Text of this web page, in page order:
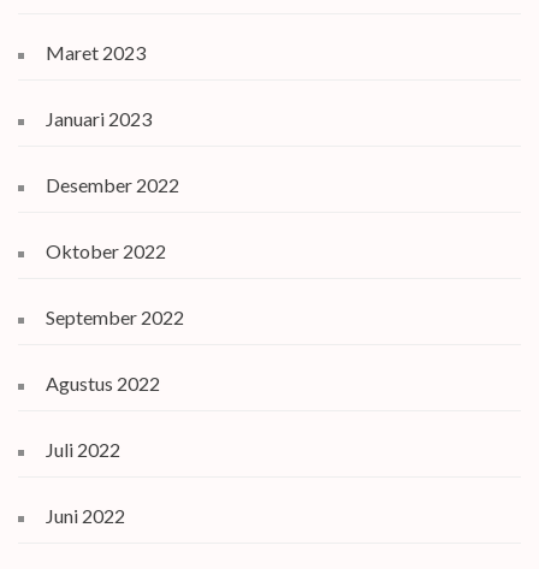
Maret 2023
Januari 2023
Desember 2022
Oktober 2022
September 2022
Agustus 2022
Juli 2022
Juni 2022